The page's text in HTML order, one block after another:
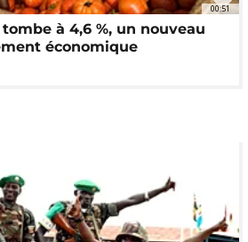
00:51
à 4,6 %, un nouveau
économique